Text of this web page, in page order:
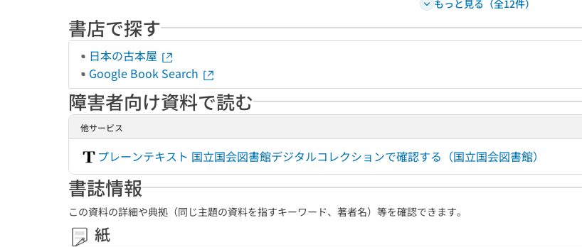
もっと見る（全12件）
書店で探す
日本の古本屋
Google Book Search
障害者向け資料で読む
他サービス
プレーンテキスト 国立国会図書館デジタルコレクションで確認する（国立国会図書館）
書誌情報
この資料の詳細や典拠（同じ主題の資料を指すキーワード、著者名）等を確認できます。
紙